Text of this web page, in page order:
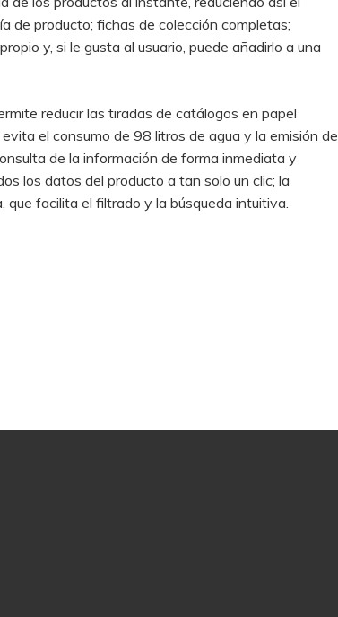
de producto; fichas de colección completas;
y, si le gusta al usuario, puede añadirlo a una
reducir las tiradas de catálogos en papel
el consumo de 98 litros de agua y la emisión de
de la información de forma inmediata y
los datos del producto a tan solo un clic; la
facilita el filtrado y la búsqueda intuitiva.